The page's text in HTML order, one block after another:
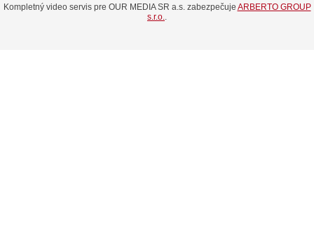
Kompletný video servis pre OUR MEDIA SR a.s. zabezpečuje ARBERTO GROUP
s.r.o..